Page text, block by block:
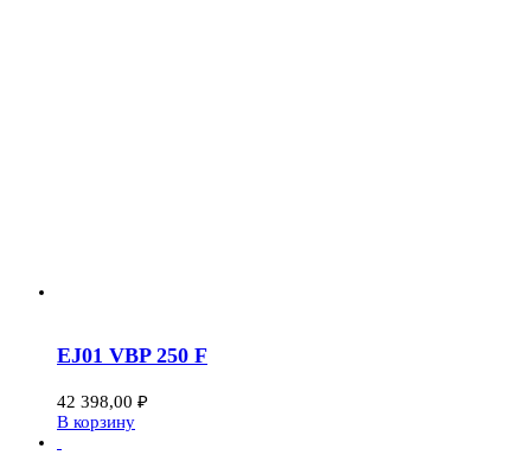
EJ01 VBP 250 F
42 398,00 ₽
В корзину